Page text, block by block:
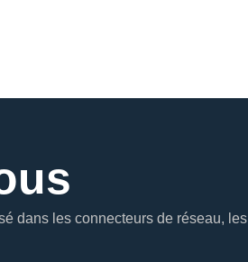
dans les connecteurs de réseau,